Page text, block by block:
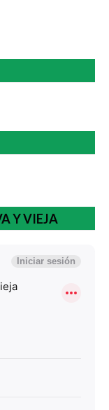
Y VIEJA